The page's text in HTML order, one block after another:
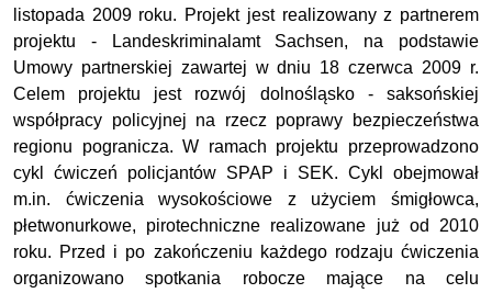
listopada 2009 roku. Projekt jest realizowany z partnerem
projektu - Landeskriminalamt Sachsen, na podstawie
Umowy partnerskiej zawartej w dniu 18 czerwca 2009 r.
Celem projektu jest rozwój dolnośląsko - saksońskiej
współpracy policyjnej na rzecz poprawy bezpieczeństwa
regionu pogranicza. W ramach projektu przeprowadzono
cykl ćwiczeń policjantów SPAP i SEK. Cykl obejmował
m.in. ćwiczenia wysokościowe z użyciem śmigłowca,
płetwonurkowe, pirotechniczne realizowane już od 2010
roku. Przed i po zakończeniu każdego rodzaju ćwiczenia
organizowano spotkania robocze mające na celu